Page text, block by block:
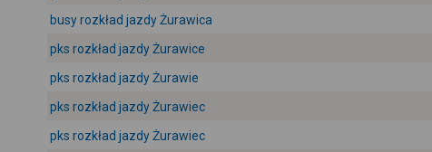
busy rozkład jazdy Żurawica
pks rozkład jazdy Żurawice
pks rozkład jazdy Żurawie
pks rozkład jazdy Żurawiec
pks rozkład jazdy Żurawiec